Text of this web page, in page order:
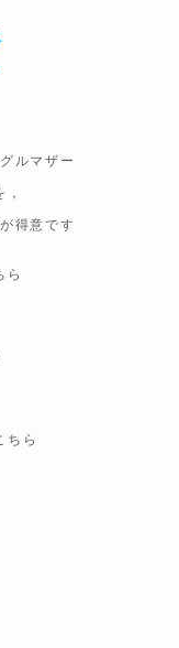
ルマザー
得意です
ら
ちら